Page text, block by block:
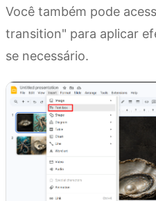
Você também pode
transition" para aplicar
se necessário.